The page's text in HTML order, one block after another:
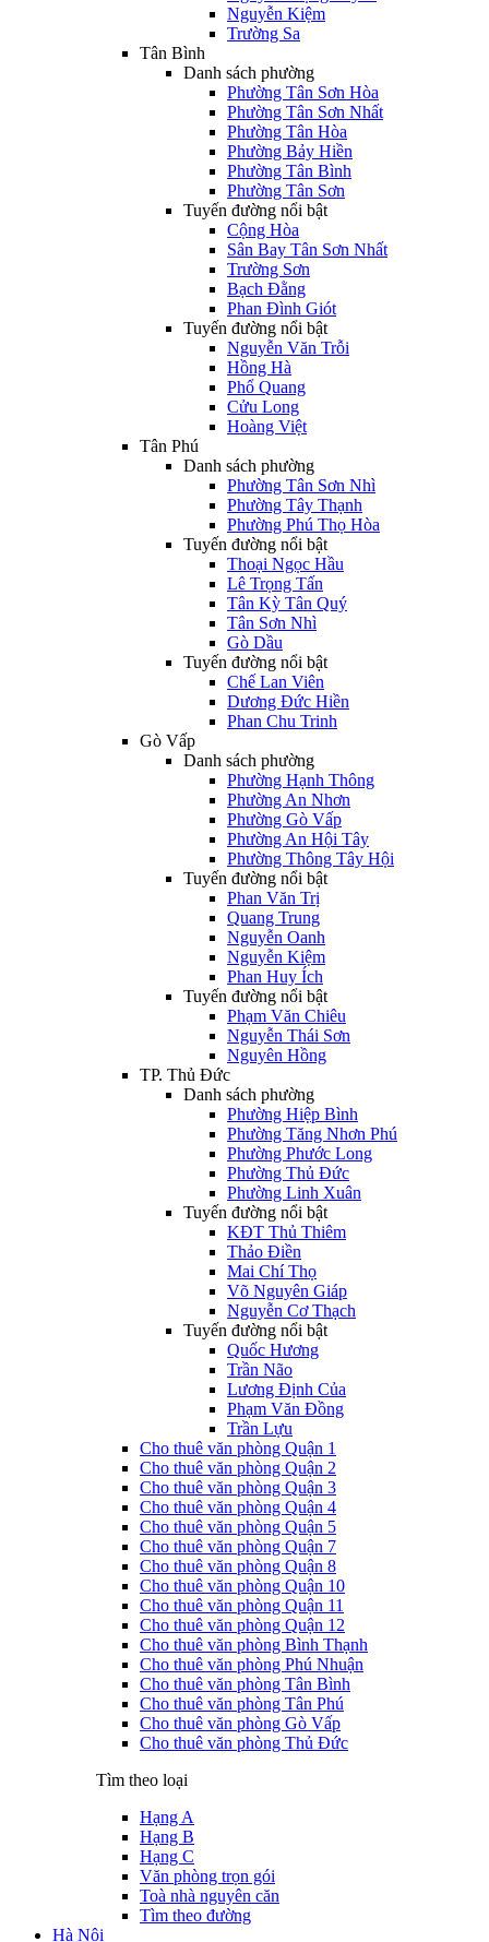
Nguyễn Kiệm
Trường Sa
Tân Bình
Danh sách phường
Phường Tân Sơn Hòa
Phường Tân Sơn Nhất
Phường Tân Hòa
Phường Bảy Hiền
Phường Tân Bình
Phường Tân Sơn
Tuyến đường nổi bật
Cộng Hòa
Sân Bay Tân Sơn Nhất
Trường Sơn
Bạch Đằng
Phan Đình Giót
Tuyến đường nổi bật
Nguyễn Văn Trỗi
Hồng Hà
Phổ Quang
Cửu Long
Hoàng Việt
Tân Phú
Danh sách phường
Phường Tân Sơn Nhì
Phường Tây Thạnh
Phường Phú Thọ Hòa
Tuyến đường nổi bật
Thoại Ngọc Hầu
Lê Trọng Tấn
Tân Kỳ Tân Quý
Tân Sơn Nhì
Gò Dầu
Tuyến đường nổi bật
Chế Lan Viên
Dương Đức Hiền
Phan Chu Trinh
Gò Vấp
Danh sách phường
Phường Hạnh Thông
Phường An Nhơn
Phường Gò Vấp
Phường An Hội Tây
Phường Thông Tây Hội
Tuyến đường nổi bật
Phan Văn Trị
Quang Trung
Nguyễn Oanh
Nguyễn Kiệm
Phan Huy Ích
Tuyến đường nổi bật
Phạm Văn Chiêu
Nguyễn Thái Sơn
Nguyên Hồng
TP. Thủ Đức
Danh sách phường
Phường Hiệp Bình
Phường Tăng Nhơn Phú
Phường Phước Long
Phường Thủ Đức
Phường Linh Xuân
Tuyến đường nổi bật
KĐT Thủ Thiêm
Thảo Điền
Mai Chí Thọ
Võ Nguyên Giáp
Nguyễn Cơ Thạch
Tuyến đường nổi bật
Quốc Hương
Trần Não
Lương Định Của
Phạm Văn Đồng
Trần Lựu
Cho thuê văn phòng Quận 1
Cho thuê văn phòng Quận 2
Cho thuê văn phòng Quận 3
Cho thuê văn phòng Quận 4
Cho thuê văn phòng Quận 5
Cho thuê văn phòng Quận 7
Cho thuê văn phòng Quận 8
Cho thuê văn phòng Quận 10
Cho thuê văn phòng Quận 11
Cho thuê văn phòng Quận 12
Cho thuê văn phòng Bình Thạnh
Cho thuê văn phòng Phú Nhuận
Cho thuê văn phòng Tân Bình
Cho thuê văn phòng Tân Phú
Cho thuê văn phòng Gò Vấp
Cho thuê văn phòng Thủ Đức
Tìm theo loại
Hạng A
Hạng B
Hạng C
Văn phòng trọn gói
Toà nhà nguyên căn
Tìm theo đường
Hà Nội